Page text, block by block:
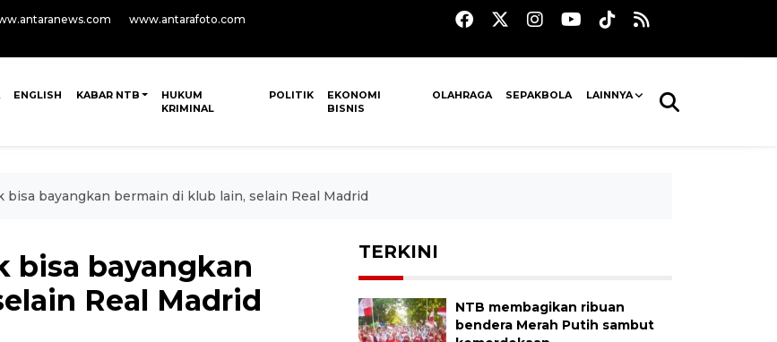
www.antarafoto.com
ENGLISH KABAR NTB
HUKUM
KRIMINAL
POLITIK
EKONOMI
BISNIS
OLAHRAGA SEPAKBOLA LAINNYA
bisa bayangkan bermain di klub lain, selain Real Madrid
bisa bayangkan
Real Madrid
TERKINI
NTB membagikan ribuan
bendera Merah Putih sambut